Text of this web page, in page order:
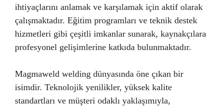
ihtiyaçlarını anlamak ve karşılamak için aktif olarak
çalışmaktadır. Eğitim programları ve teknik destek
hizmetleri gibi çeşitli imkanlar sunarak, kaynakçılara
profesyonel gelişimlerine katkıda bulunmaktadır.
Magmaweld welding dünyasında öne çıkan bir
isimdir. Teknolojik yenilikler, yüksek kalite
standartları ve müşteri odaklı yaklaşımıyla,